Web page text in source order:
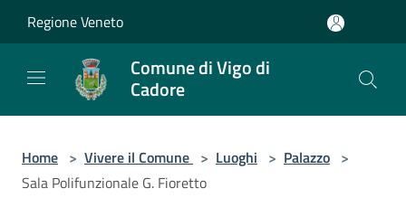
Regione Veneto
Comune di Vigo di
Cadore
Home > Vivere il Comune > Luoghi > Palazzo >
Sala Polifunzionale G. Fioretto